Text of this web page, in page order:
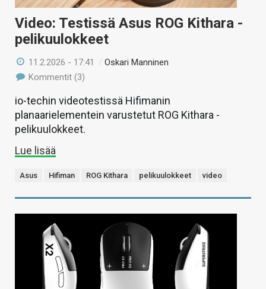
Video: Testissä Asus ROG Kithara -
pelikuulokkeet
11.2.2026 - 17:41 /Oskari Manninen
Kommentit (3)
io-techin videotestissä Hifimanin
planaarielementein varustetut ROG Kithara -
pelikuulokkeet.
Lue lisää
Asus Hifiman ROG Kithara pelikuulokkeet video